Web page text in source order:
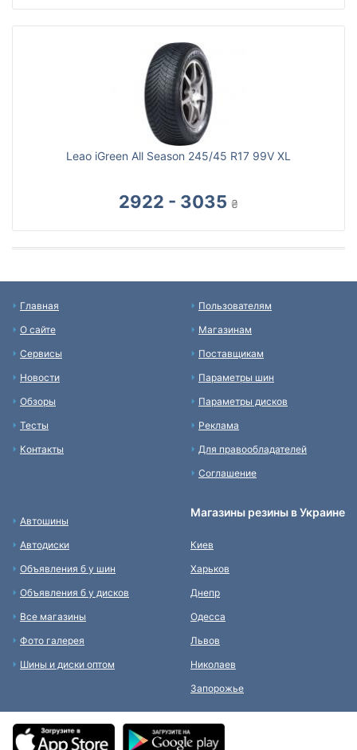
Leao iGreen All Season 245/45 R17 99V XL
2922 - 3035 ₴
Главная
О сайте
Сервисы
Новости
Обзоры
Тесты
Контакты
Пользователям
Магазинам
Поставщикам
Параметры шин
Параметры дисков
Реклама
Для правообладателей
Соглашение
Автошины
Автодиски
Объявления б у шин
Объявления б у дисков
Все магазины
Фото галерея
Шины и диски оптом
Магазины резины в Украине
Киев
Харьков
Днепр
Одесса
Львов
Николаев
Запорожье